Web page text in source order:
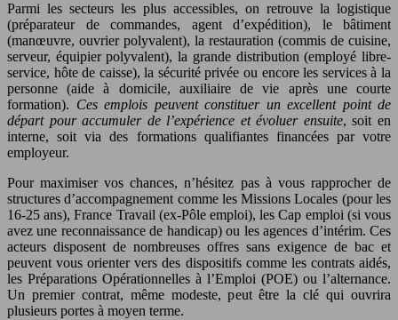
Parmi les secteurs les plus accessibles, on retrouve la logistique
(préparateur de commandes, agent d’expédition), le bâtiment
(manœuvre, ouvrier polyvalent), la restauration (commis de cuisine,
serveur, équipier polyvalent), la grande distribution (employé libre-
service, hôte de caisse), la sécurité privée ou encore les services à la
personne (aide à domicile, auxiliaire de vie après une courte
formation). Ces emplois peuvent constituer un excellent point de
départ pour accumuler de l’expérience et évoluer ensuite, soit en
interne, soit via des formations qualifiantes financées par votre
employeur.
Pour maximiser vos chances, n’hésitez pas à vous rapprocher de
structures d’accompagnement comme les Missions Locales (pour les
16-25 ans), France Travail (ex-Pôle emploi), les Cap emploi (si vous
avez une reconnaissance de handicap) ou les agences d’intérim. Ces
acteurs disposent de nombreuses offres sans exigence de bac et
peuvent vous orienter vers des dispositifs comme les contrats aidés,
les Préparations Opérationnelles à l’Emploi (POE) ou l’alternance.
Un premier contrat, même modeste, peut être la clé qui ouvrira
plusieurs portes à moyen terme.